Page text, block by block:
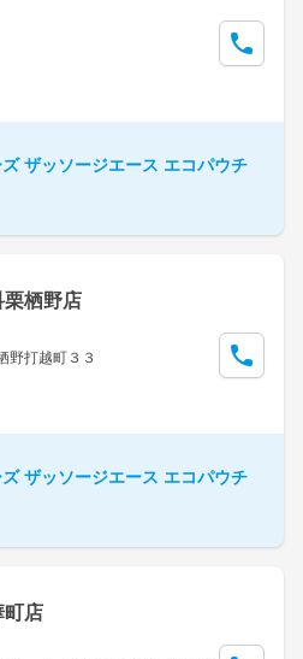
ザッソージエース エコパウチ
栗栖野店
野打越町３３
ザッソージエース エコパウチ
町店